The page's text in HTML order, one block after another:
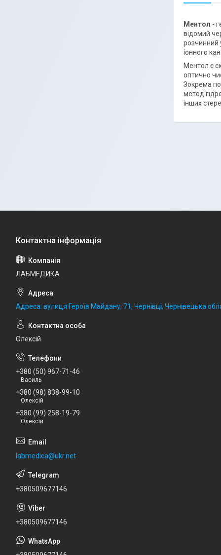
Ментол -
відомий
розчинний
іонного
Ментол є
оптично
Зокрема
метод
інших
ЛАБМЕДИКА
Адреса: вулиця Героїв Майдану, 71, Чернівці, Чернівецька
Олексій
+380 (50) 967-71-46
Василь
+380 (98) 838-99-10
Олексій
+380 (99) 258-19-79
Олексій
labmedica@ukr.net
+380509677146
+380509677146